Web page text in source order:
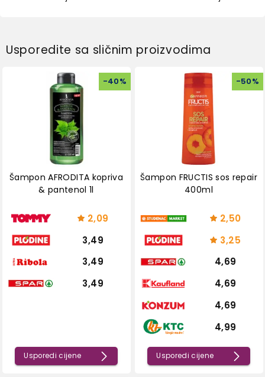
Usporedite sa sličnim proizvodima
-40%
Šampon AFRODITA kopriva
& pantenol 1l
2,09
3,49
3,49
3,49
Usporedi cijene
-50%
Šampon FRUCTIS sos repair
400ml
2,50
3,25
4,69
4,69
4,69
4,99
Usporedi cijene